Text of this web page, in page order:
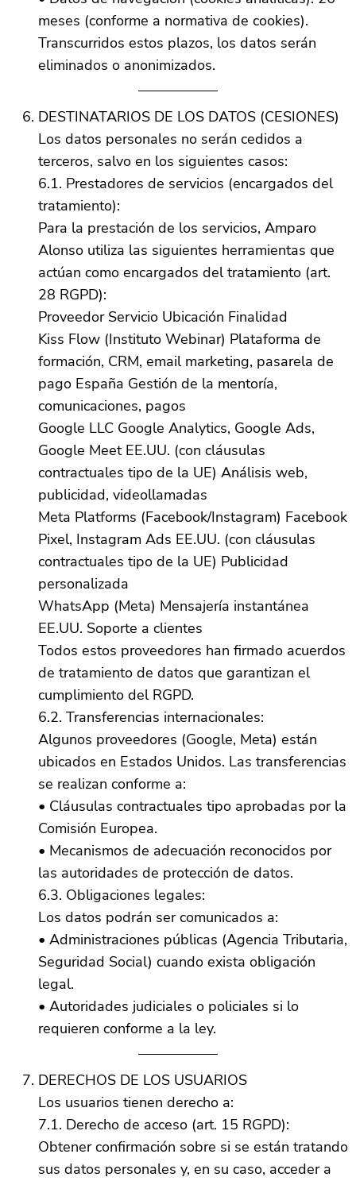
meses (conforme a normativa de cookies).
Transcurridos estos plazos, los datos serán
eliminados o anonimizados.
DESTINATARIOS DE LOS DATOS (CESIONES)
Los datos personales no serán cedidos a
terceros, salvo en los siguientes casos:
6.1. Prestadores de servicios (encargados del
tratamiento):
Para la prestación de los servicios, Amparo
Alonso utiliza las siguientes herramientas que
actúan como encargados del tratamiento (art.
28 RGPD):
Proveedor Servicio Ubicación Finalidad
Kiss Flow (Instituto Webinar) Plataforma de
formación, CRM, email marketing, pasarela de
pago España Gestión de la mentoría,
comunicaciones, pagos
Google LLC Google Analytics, Google Ads,
Google Meet EE.UU. (con cláusulas
contractuales tipo de la UE) Análisis web,
publicidad, videollamadas
Meta Platforms (Facebook/Instagram) Facebook
Pixel, Instagram Ads EE.UU. (con cláusulas
contractuales tipo de la UE) Publicidad
personalizada
WhatsApp (Meta) Mensajería instantánea
EE.UU. Soporte a clientes
Todos estos proveedores han firmado acuerdos
de tratamiento de datos que garantizan el
cumplimiento del RGPD.
6.2. Transferencias internacionales:
Algunos proveedores (Google, Meta) están
ubicados en Estados Unidos. Las transferencias
se realizan conforme a:
• Cláusulas contractuales tipo aprobadas por la
Comisión Europea.
• Mecanismos de adecuación reconocidos por
las autoridades de protección de datos.
6.3. Obligaciones legales:
Los datos podrán ser comunicados a:
• Administraciones públicas (Agencia Tributaria,
Seguridad Social) cuando exista obligación
legal.
• Autoridades judiciales o policiales si lo
requieren conforme a la ley.
DERECHOS DE LOS USUARIOS
Los usuarios tienen derecho a:
7.1. Derecho de acceso (art. 15 RGPD):
Obtener confirmación sobre si se están tratando
sus datos personales y, en su caso, acceder a